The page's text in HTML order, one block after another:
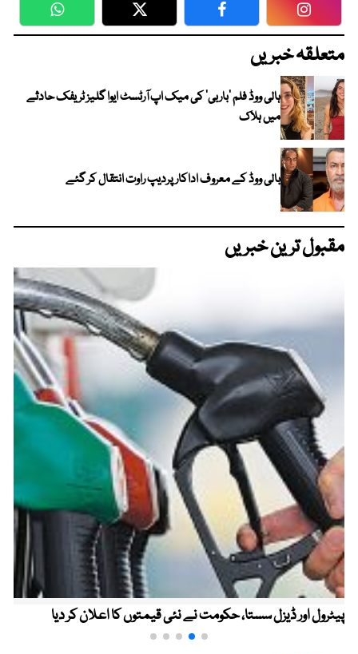
WhatsApp Twitter Facebook
متعلقہ خبریں
ہالی ووڈ فلم ’باربی‘ کی میک اپ آرٹسٹ ایوا گلیز ٹریفک حادثے
میں ہلاک
بالی ووڈ کے معروف اداکار پردیپ راوت انتقال کر گئے
مقبول ترین خبریں
پیٹرول اور ڈیزل سستا، حکومت نے نئی قیمتوں کا اعلان کر دیا